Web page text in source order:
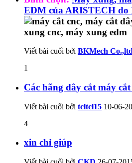
EDM của ARISTECH do
Viết bài cuối bởi BKMech Co.,ltd
1
Các hãng dây cắt máy cắt
Viết bài cuối bởi tcltcl15 10-06-
4
xin chỉ giúp